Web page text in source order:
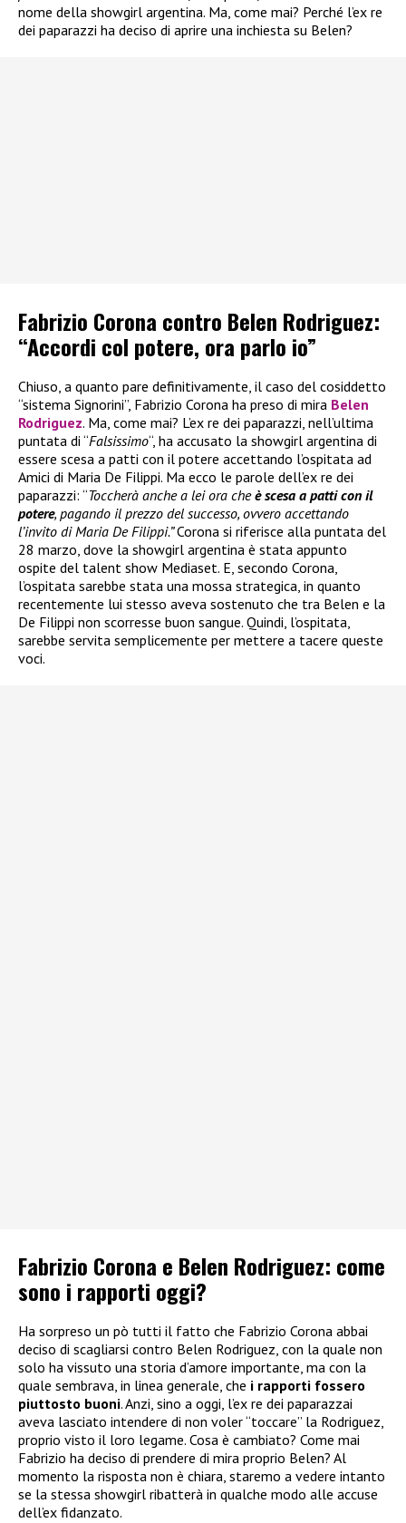
nome della showgirl argentina. Ma, come mai? Perché l’ex re
dei paparazzi ha deciso di aprire una inchiesta su Belen?
Fabrizio Corona contro Belen Rodriguez:
“Accordi col potere, ora parlo io”
Chiuso, a quanto pare definitivamente, il caso del cosiddetto
“sistema Signorini”, Fabrizio Corona ha preso di mira Belen
Rodriguez. Ma, come mai? L’ex re dei paparazzi, nell’ultima
puntata di “Falsissimo“, ha accusato la showgirl argentina di
essere scesa a patti con il potere accettando l’ospitata ad
Amici di Maria De Filippi. Ma ecco le parole dell’ex re dei
paparazzi: “Toccherà anche a lei ora cheè scesa a patti con il
potere, pagando il prezzo del successo, ovvero accettando
l’invito di Maria De Filippi.”Corona si riferisce alla puntata del
28 marzo, dove la showgirl argentina è stata appunto
ospite del talent show Mediaset. E, secondo Corona,
l’ospitata sarebbe stata una mossa strategica, in quanto
recentemente lui stesso aveva sostenuto che tra Belen e la
De Filippi non scorresse buon sangue. Quindi, l’ospitata,
sarebbe servita semplicemente per mettere a tacere queste
voci.
Fabrizio Corona e Belen Rodriguez: come
sono i rapporti oggi?
Ha sorpreso un pò tutti il fatto che Fabrizio Corona abbai
deciso di scagliarsi contro Belen Rodriguez, con la quale non
solo ha vissuto una storia d’amore importante, ma con la
quale sembrava, in linea generale, che i rapporti fossero
piuttosto buoni. Anzi, sino a oggi, l’ex re dei paparazzai
aveva lasciato intendere di non voler “toccare” la Rodriguez,
proprio visto il loro legame. Cosa è cambiato? Come mai
Fabrizio ha deciso di prendere di mira proprio Belen? Al
momento la risposta non è chiara, staremo a vedere intanto
se la stessa showgirl ribatterà in qualche modo alle accuse
dell’ex fidanzato.